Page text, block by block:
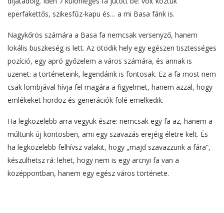
eperfakettős, szikesfűz-kapu és… a mi Basa fánk is.
Nagykőrös számára a Basa fa nemcsak versenyző, hanem
lokális büszkeség is lett. Az ötödik hely egy egészen tisztességes
pozíció, egy apró győzelem a város számára, és annak is
üzenet: a történeteink, legendáink is fontosak. Ez a fa most nem
csak lombjával hívja fel magára a figyelmet, hanem azzal, hogy
emlékeket hordoz és generációk fölé emelkedik.
Ha legközelebb arra vegyük észre: nemcsak egy fa az, hanem a
múltunk új köntösben, ami egy szavazás erejéig életre kelt. És
ha legközelebb felhívsz valakit, hogy „majd szavazzunk a fára”,
készülhetsz rá: lehet, hogy nem is egy arcnyi fa van a
középpontban, hanem egy egész város története.